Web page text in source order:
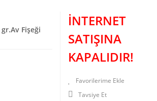
Fişeği
İNTERNET
SATIŞINA
KAPALIDIR!
Tavsiye Et